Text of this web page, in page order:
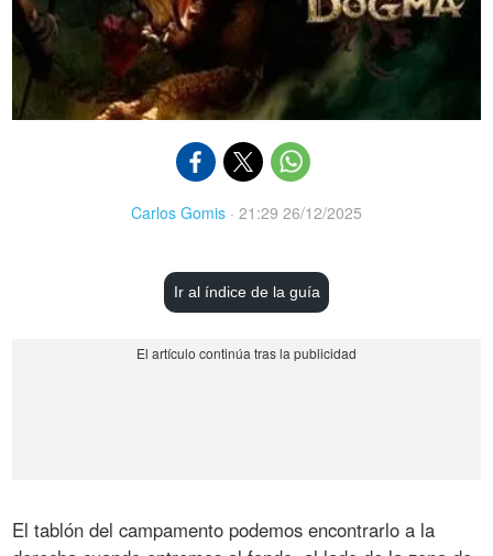
Carlos Gomis · 21:29 26/12/2025
Ir al índice de la guía
El tablón del campamento podemos encontrarlo a la